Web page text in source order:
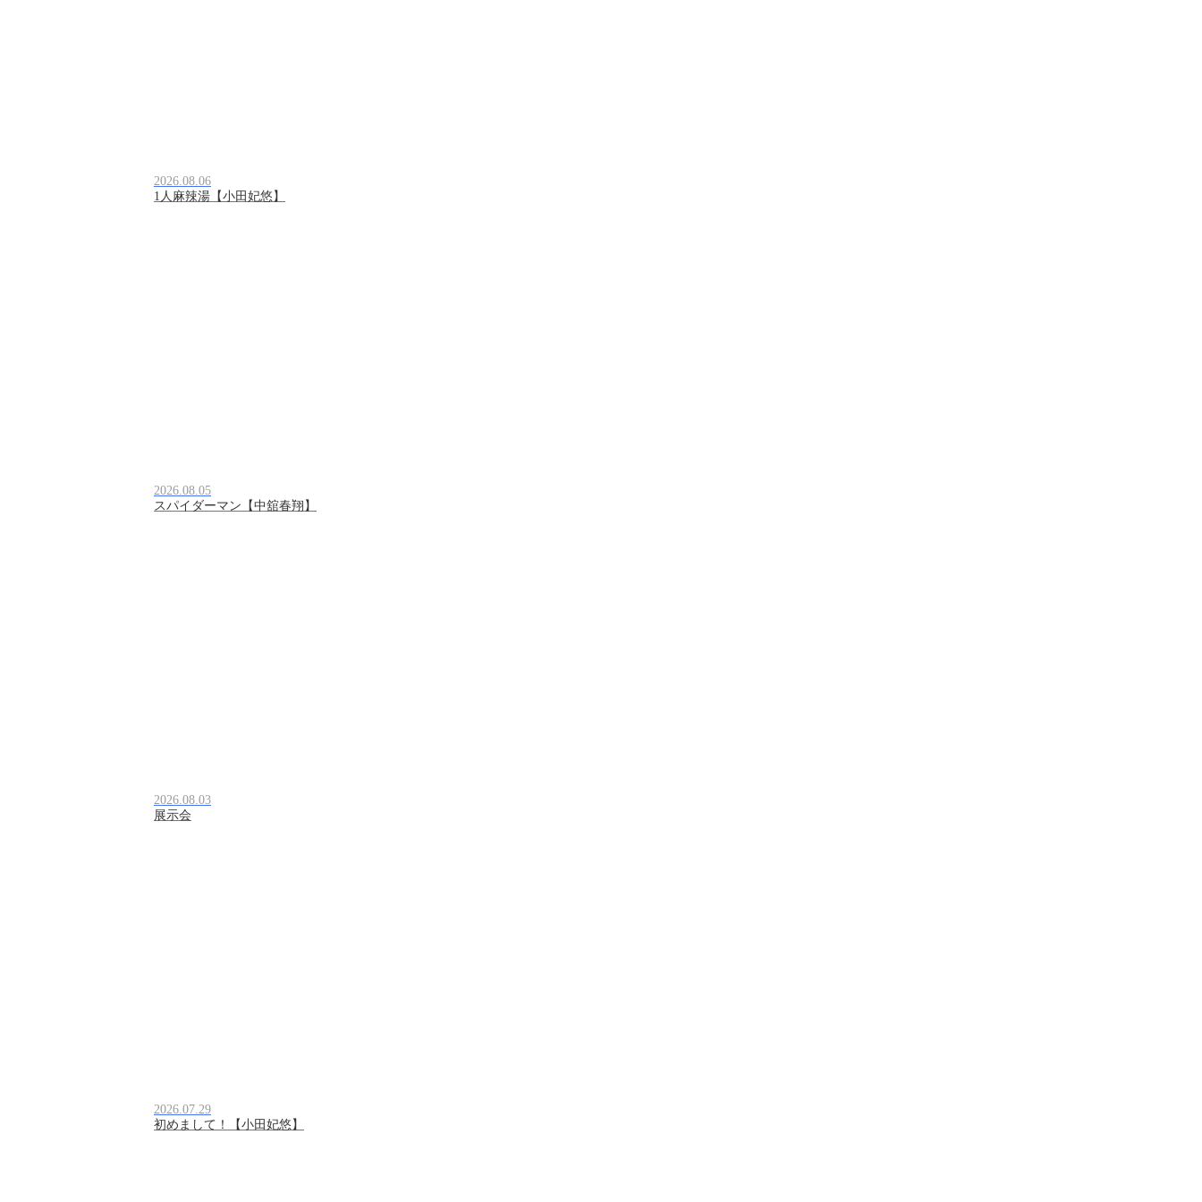
2026.08.06
1人麻辣湯【小田妃悠】
2026.08.05
スパイダーマン【中舘春翔】
2026.08.03
展示会
2026.07.29
初めまして！【小田妃悠】